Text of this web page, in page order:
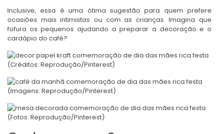
Inclusive, essa é uma ótima sugestão para quem prefere
ocasiões mais intimistas ou com as crianças. Imagina que
fofura os pequenos ajudando a preparar a decoração e o
cardápio do café?
(Créditos: Reprodução/Pinterest)
(Imagens: Reprodução/Pinterest)
(Fotos: Reprodução/Pinterest)